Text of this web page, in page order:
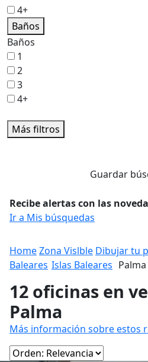
4+
Baños
Baños
1
2
3
4+
Más filtros
Guardar
Recibe alertas con las
Ir a Mis búsquedas
HomeZona Vislble Dibujar tu
Baleares Islas Baleares Palma
12 oficinas en
Palma
Más información sobre estos